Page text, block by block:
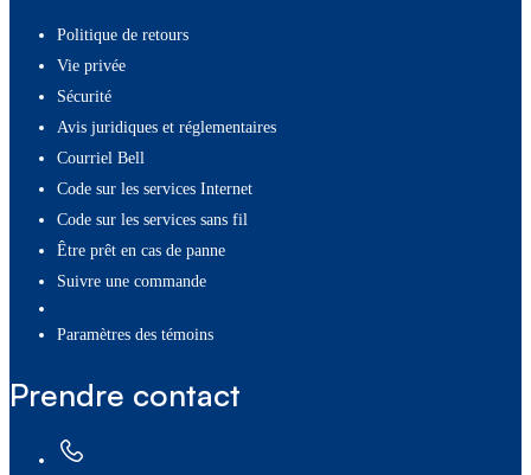
Politique de retours
Vie privée
Sécurité
Avis juridiques et réglementaires
Courriel Bell
Code sur les services Internet
Code sur les services sans fil
Être prêt en cas de panne
Suivre une commande
paramètres des témoins
Prendre contact